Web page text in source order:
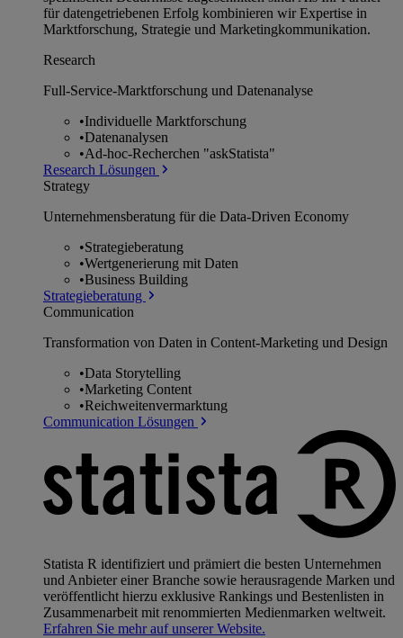
für datengetriebenen Erfolg kombinieren wir Expertise in
Marktforschung, Strategie und Marketingkommunikation.
Research
Full-Service-Marktforschung und Datenanalyse
•Individuelle Marktforschung
•Datenanalysen
•Ad-hoc-Recherchen "askStatista"
Research Lösungen
Strategy
Unternehmens­beratung für die Data-Driven Economy
•Strategieberatung
•Wertgenerierung mit Daten
•Business Building
Strategieberatung
Communication
Transformation von Daten in Content-Marketing und Design
•Data Storytelling
•Marketing Content
•Reichweitenvermarktung
Communication Lösungen
Statista R identifiziert und prämiert die besten Unternehmen
und Anbieter einer Branche sowie herausragende Marken und
veröffentlicht hierzu exklusive Rankings und Bestenlisten in
Zusammenarbeit mit renommierten Medienmarken weltweit.
Erfahren Sie mehr auf unserer Website.